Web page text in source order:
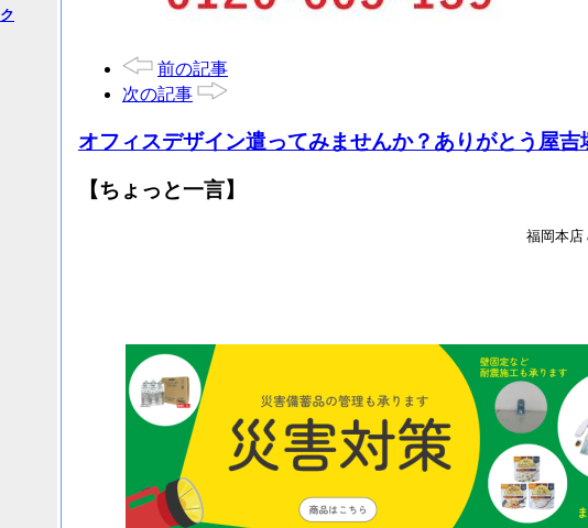
前の記事
次の記事
オフィスデザイン遣ってみませんか？ありがとう屋吉
【ちょっと一言】
福岡本店